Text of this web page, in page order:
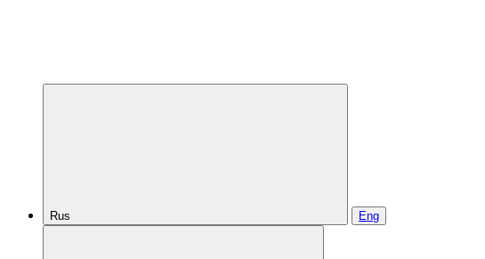
Rus Eng